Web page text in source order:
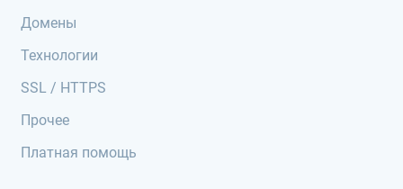
Домены
Технологии
SSL / HTTPS
Прочее
Платная помощь